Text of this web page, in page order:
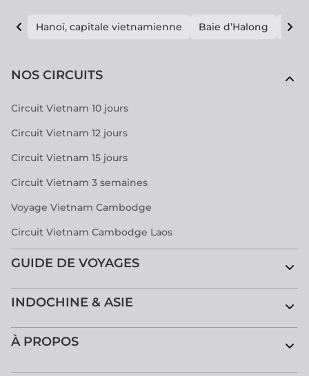
impressions authentiques de la visite.
Hanoï, capitale vietnamienne Baie d’Halong E
NOS CIRCUITS
Circuit Vietnam 10 jours
Circuit Vietnam 12 jours
Circuit Vietnam 15 jours
Circuit Vietnam 3 semaines
Voyage Vietnam Cambodge
Circuit Vietnam Cambodge Laos
GUIDE DE VOYAGES
INDOCHINE & ASIE
À PROPOS